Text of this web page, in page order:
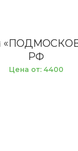
РФ
Цена от: 4400